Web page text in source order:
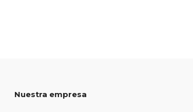
Nuestra empresa